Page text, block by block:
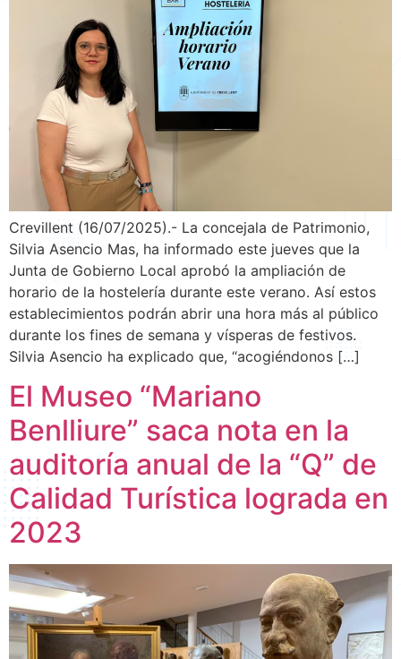
Crevillent (16/07/2025).- La concejala de Patrimonio,
Silvia Asencio Mas, ha informado este jueves que la
Junta de Gobierno Local aprobó la ampliación de
horario de la hostelería durante este verano. Así estos
establecimientos podrán abrir una hora más al público
durante los fines de semana y vísperas de festivos.
Silvia Asencio ha explicado que, “acogiéndonos […]
El Museo “Mariano
Benlliure” saca nota en la
auditoría anual de la “Q” de
Calidad Turística lograda en
2023